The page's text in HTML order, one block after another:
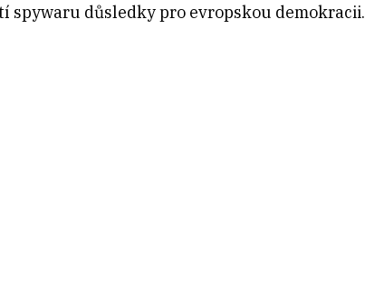
spywaru důsledky pro evropskou demokracii.